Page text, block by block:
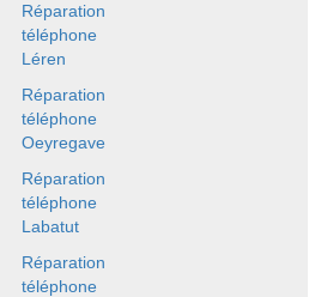
Réparation
téléphone
Léren
Réparation
téléphone
Oeyregave
Réparation
téléphone
Labatut
Réparation
téléphone